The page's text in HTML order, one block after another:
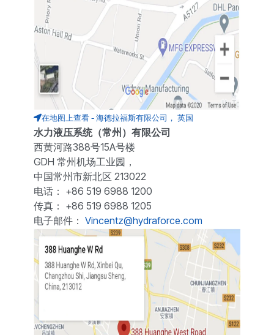
在地图上查看 - 海德拉福斯有限公司， 英国
水力液压系统（常州）有限公司
西黄河路388号15A号楼
GDH 常州机场工业园，
中国常州市新北区 213022
电话： +86 519 6988 1200
传真： +86 519 6988 1205
电子邮件： Vincentz@hydraforce.com